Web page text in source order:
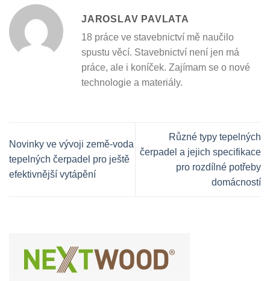
JAROSLAV PAVLATA
18 práce ve stavebnictví mě naučilo
spustu věcí. Stavebnictví není jen má
práce, ale i koníček. Zajímam se o nové
technologie a materiály.
Novinky ve vývoji země-voda
tepelných čerpadel pro ještě
efektivnější vytápění
Různé typy tepelných
čerpadel a jejich specifikace
pro rozdílné potřeby
domácností